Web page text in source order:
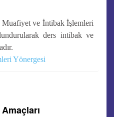
ve İntibak İşlemleri
ders intibak ve
Yönergesi